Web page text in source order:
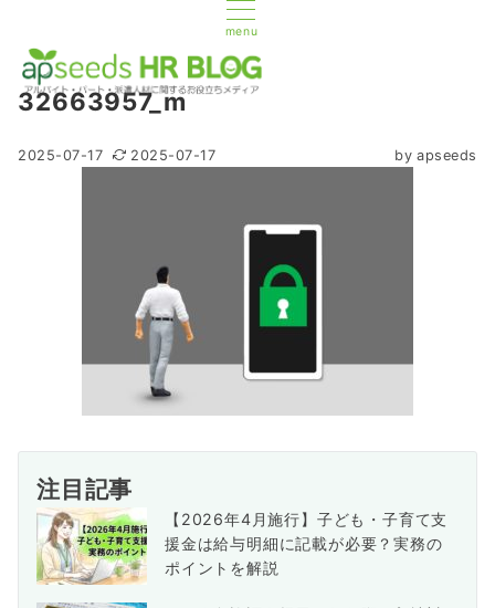
menu
32663957_m
2025-07-17 2025-07-17 by apseeds
注目記事
【2026年4月施行】子ども・子育て支
援金は給与明細に記載が必要？実務の
ポイントを解説